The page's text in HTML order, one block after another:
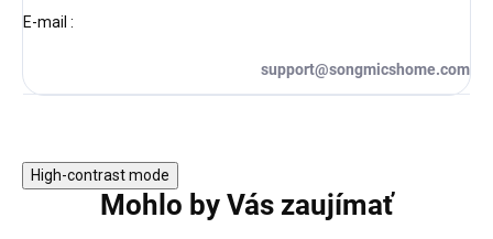
E-mail :
support@songmicshome.com
High-contrast mode
Mohlo by Vás zaujímať